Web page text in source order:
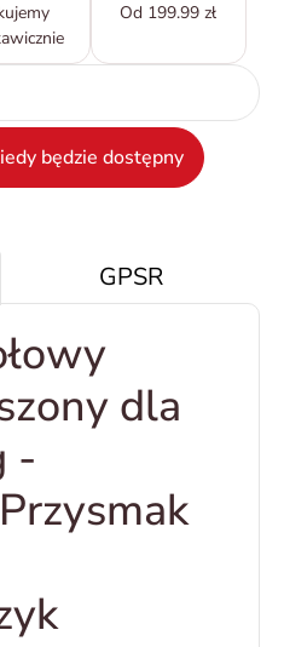
Od 199.99 zł
będzie dostępny
GPSR
dla
-